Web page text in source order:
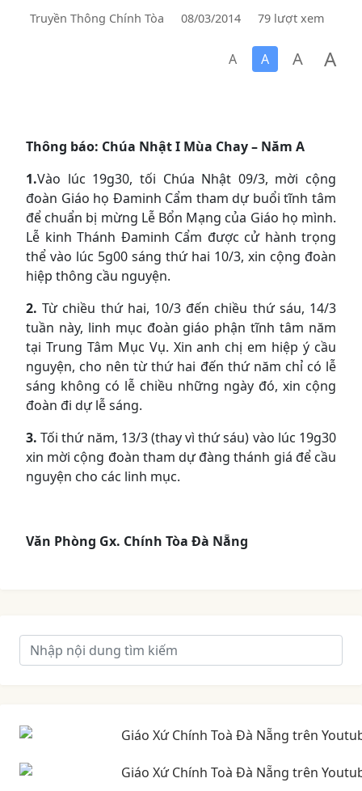
Truyền Thông Chính Tòa 08/03/2014 79 lượt xem
A A A A
Thông báo: Chúa Nhật I Mùa Chay – Năm A
1.Vào lúc 19g30, tối Chúa Nhật 09/3, mời cộng
đoàn Giáo họ Đaminh Cẩm tham dự buổi tĩnh tâm
để chuẩn bị mừng Lễ Bổn Mạng của Giáo họ mình.
Lễ kinh Thánh Đaminh Cẩm được cử hành trọng
thể vào lúc 5g00 sáng thứ hai 10/3, xin cộng đoàn
hiệp thông cầu nguyện.
2. Từ chiều thứ hai, 10/3 đến chiều thứ sáu, 14/3
tuần này, linh mục đoàn giáo phận tĩnh tâm năm
tại Trung Tâm Mục Vụ. Xin anh chị em hiệp ý cầu
nguyện, cho nên từ thứ hai đến thứ năm chỉ có lễ
sáng không có lễ chiều những ngày đó, xin cộng
đoàn đi dự lễ sáng.
3. Tối thứ năm, 13/3 (thay vì thứ sáu) vào lúc 19g30
xin mời cộng đoàn tham dự đàng thánh giá để cầu
nguyện cho các linh mục.
Văn Phòng Gx. Chính Tòa Đà Nẵng